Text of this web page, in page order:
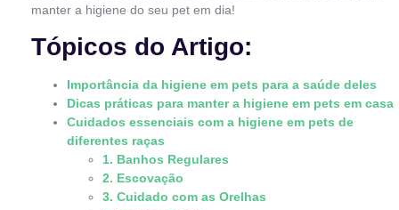
manter a higiene do seu pet em dia!
Tópicos do Artigo:
Importância da higiene em pets para a saúde deles
Dicas práticas para manter a higiene em pets em casa
Cuidados essenciais com a higiene em pets de
diferentes raças
1. Banhos Regulares
2. Escovação
3. Cuidado com as Orelhas